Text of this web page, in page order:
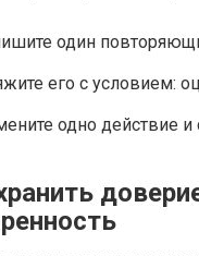
один
его с условием:
одно действие и